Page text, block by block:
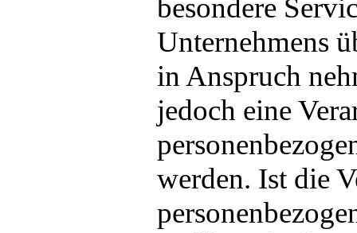
besondere
Unternehmens
in Anspruch
jedoch eine
werden. Ist die